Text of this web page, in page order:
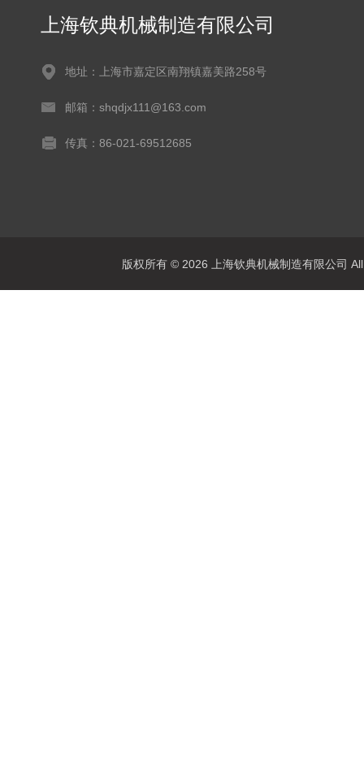
上海钦典机械制造有限公司
地址：上海市嘉定区南翔镇嘉美路258号
邮箱：shqdjx111@163.com
传真：86-021-69512685
版权所有 © 2026 上海钦典机械制造有限公